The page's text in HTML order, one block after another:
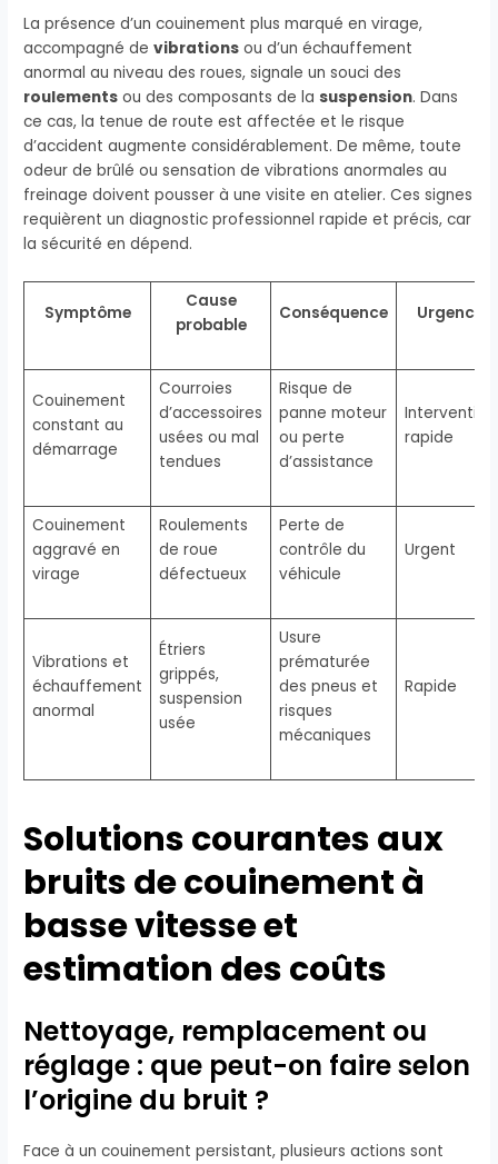
La présence d’un couinement plus marqué en virage,
accompagné devibrations ou d’un échauffement
anormal au niveau des roues, signale un souci des
roulements ou des composants de lasuspension. Dans
ce cas, la tenue de route est affectée et le risque
d’accident augmente considérablement. De même, toute
odeur de brûlé ou sensation de vibrations anormales au
freinage doivent pousser à une visite en atelier. Ces signes
requièrent un diagnostic professionnel rapide et précis, car
la sécurité en dépend.
Symptôme
Cause
probable
Conséquence Urgence
Couinement
constant au
démarrage
Courroies
d’accessoires
usées ou mal
tendues
Risque de
panne moteur
ou perte
d’assistance
Intervention
rapide
Couinement
aggravé en
virage
Roulements
de roue
défectueux
Perte de
contrôle du
véhicule
Urgent
Vibrations et
échauffement
anormal
Étriers
grippés,
suspension
usée
Usure
prématurée
des pneus et
risques
mécaniques
Rapide
Solutions courantes aux
bruits de couinement à
basse vitesse et
estimation des coûts
Nettoyage, remplacement ou
réglage : que peut-on faire selon
l’origine du bruit ?
Face à un couinement persistant, plusieurs actions sont